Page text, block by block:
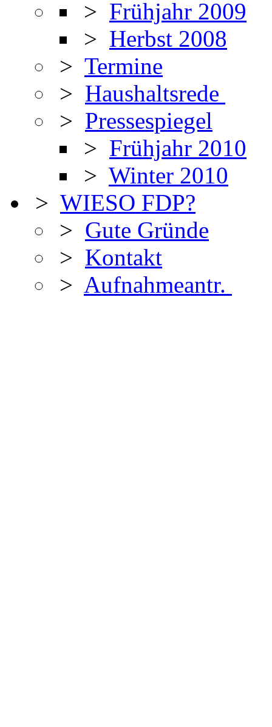
> Frühjahr 2009
> Herbst 2008
> Termine
> Haushaltsrede
> Pressespiegel
> Frühjahr 2010
> Winter 2010
> WIESO FDP?
> Gute Gründe
> Kontakt
> Aufnahmeantr.